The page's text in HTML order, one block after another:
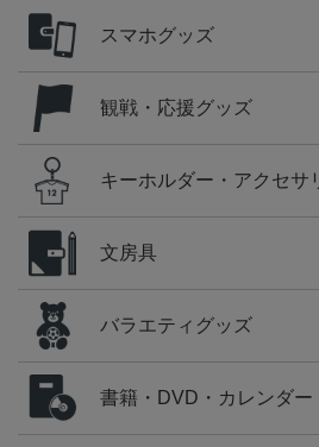
スマホグッズ
観戦・応援グッズ
キーホルダー・アクセサ
文房具
バラエティグッズ
書籍・DVD・カレンダー